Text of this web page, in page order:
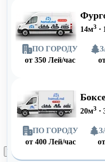
14м3 ·
ПО ГОРОДУ
от 350 Лей/час
20м3 ·
ПО ГОРОДУ
от 400 Лей/час
от
Оформить заказ